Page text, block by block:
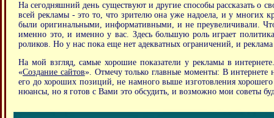
На сегодняшний день существуют и другие способы рассказать о
всей рекламы - это то, что зрителю она уже надоела, и у многих
были оригинальными, информативными, и не преувеличивали.
именно это, и именно у вас. Здесь большую роль играет
роликов. Но у нас пока еще нет адекватных ограничений, и
На мой взгляд, самые хорошие показатели у рекламы в
«Создание сайтов». Отмечу только главные моменты: В интернете
его до хороших позиций, не намного выше изготовления
нюансы, но я готов с Вами это обсудить, и возможно мои советы